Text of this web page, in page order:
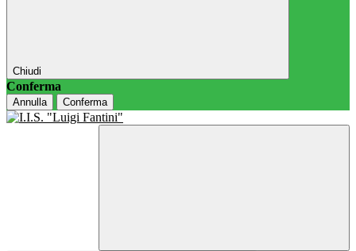
Chiudi
Conferma
Annulla Conferma